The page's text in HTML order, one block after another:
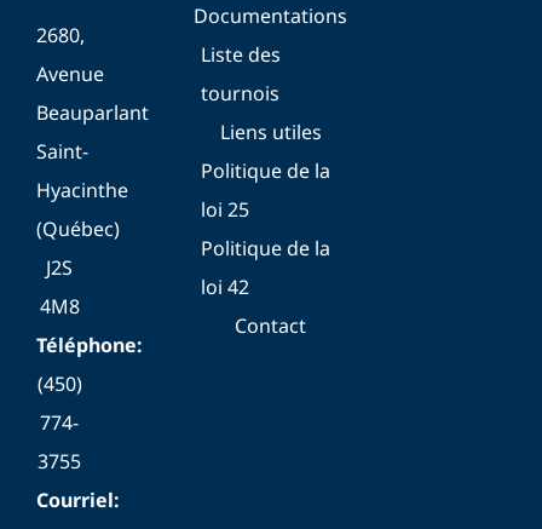
2680,
Avenue
Beauparlant
Saint-
Hyacinthe
(Québec)
J2S
4M8
Téléphone:
(450)
774-
3755
Courriel:
Documentations
Liste des
tournois
Liens utiles
Politique de la
loi 25
Politique de la
loi 42
Contact